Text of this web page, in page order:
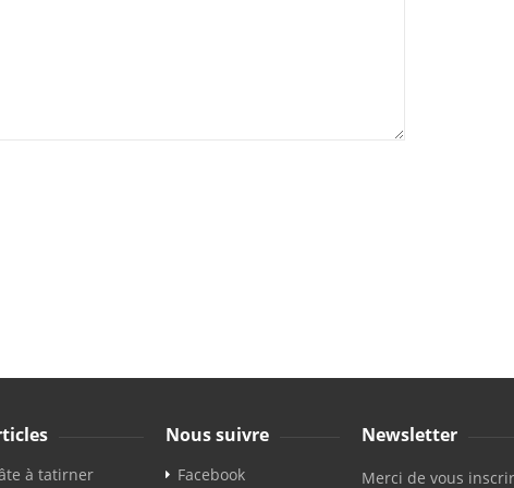
à tatirner
Nous suivre
Facebook
Newsletter
Merci de vous